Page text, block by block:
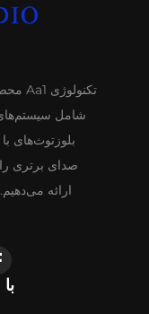
شامل
صدای برتری
ارائه